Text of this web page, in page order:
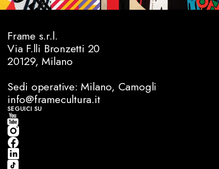
Frame s.r.l.
Via F.lli Bronzetti 20
20129, Milano
Sedi operative: Milano, Camogli
info@framecultura.it
SEGUICI SU